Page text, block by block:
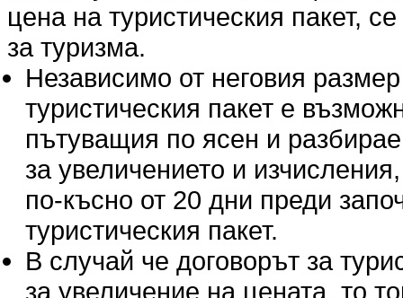
цена на туристическия пакет,
за туризма.
Независимо от неговия
туристическия пакет е
пътуващия по ясен и
за увеличението и
по-късно от 20 дни преди
туристическия пакет.
В случай че договорът за
за увеличение на цената, то